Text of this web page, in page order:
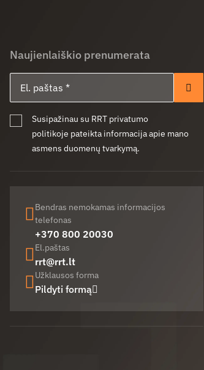
Naujienlaiškio prenumerata
Susipažinau su RRT privatumo
politikoje pateikta informacija apie mano
asmens duomenų tvarkymą.
Bendras nemokamas informacijos
telefonas
+370 800 20030
El.paštas
rrt@rrt.lt
Užklausos forma
Pildyti formą